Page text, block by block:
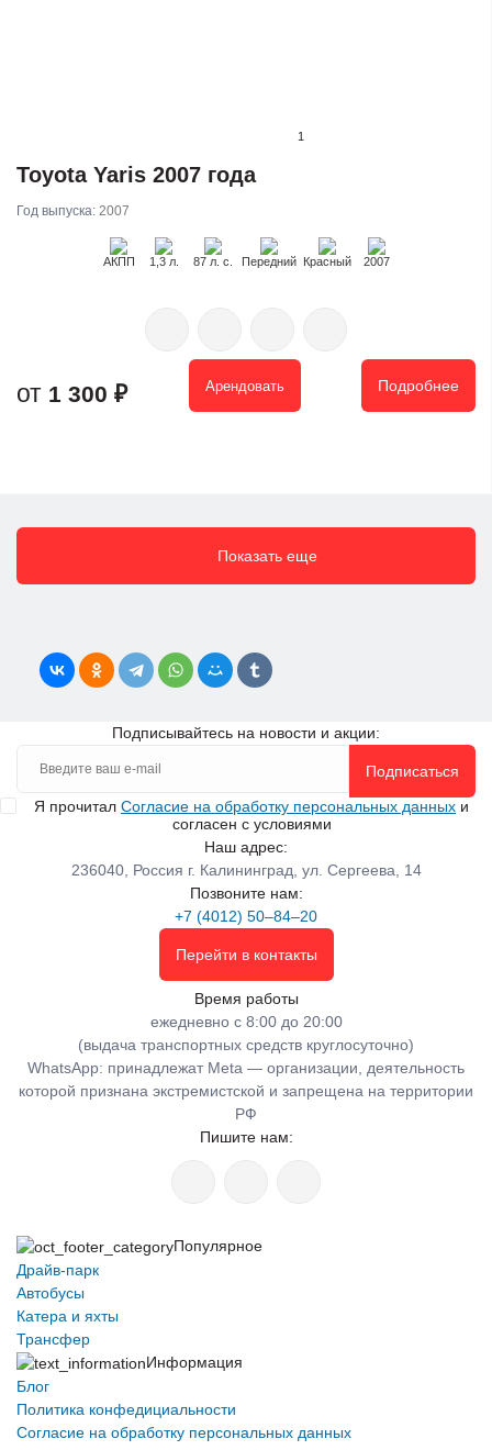
1
Toyota Yaris 2007 года
Год выпуска: 2007
АКПП 1,3 л. 87 л. с. Передний Красный 2007
1 300 ₽ Арендовать Подробнее
Показать еще
Подписывайтесь на новости и акции:
Подписаться
Я прочитал Согласие на обработку персональных данных и
согласен с условиями
Наш адрес:
236040, Россия г. Калининград, ул. Сергеева, 14
Позвоните нам:
+7 (4012) 50‒84‒20
Перейти в контакты
Время работы
ежедневно с 8:00 до 20:00
(выдача транспортных средств круглосуточно)
WhatsApp: принадлежат Meta — организации, деятельность
которой признана экстремистской и запрещена на территории
РФ
Пишите нам:
Популярное
Драйв-парк
Автобусы
Катера и яхты
Трансфер
Информация
Блог
Политика конфедициальности
Согласие на обработку персональных данных